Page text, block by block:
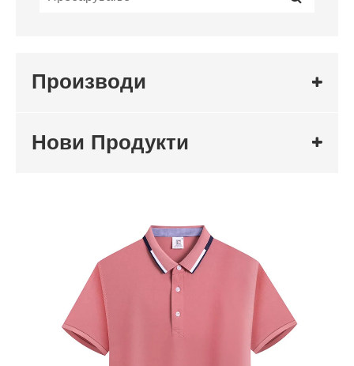
Производи
Нови Продукти